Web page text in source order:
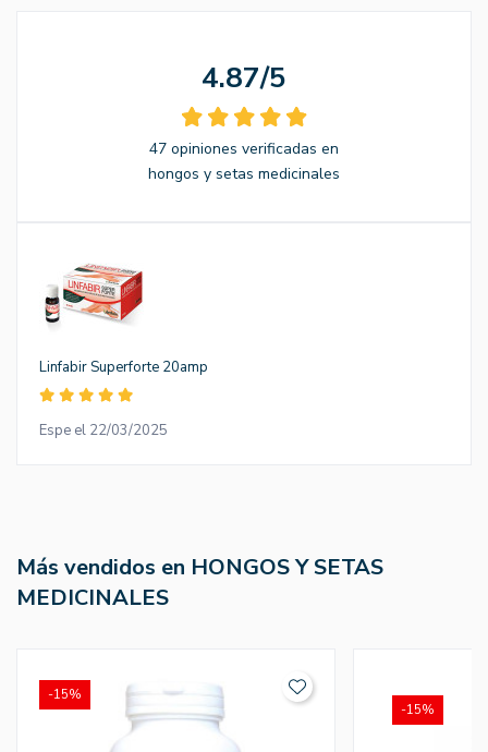
4.87/5
47 opiniones verificadas en
hongos y setas medicinales
Linfabir Superforte 20amp
Espe el 22/03/2025
Más vendidos en HONGOS Y SETAS
MEDICINALES
-15%
-15%